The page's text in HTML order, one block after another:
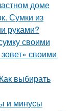
доме
Сумки из
руками?
своими
своими
выбирать
и минусы